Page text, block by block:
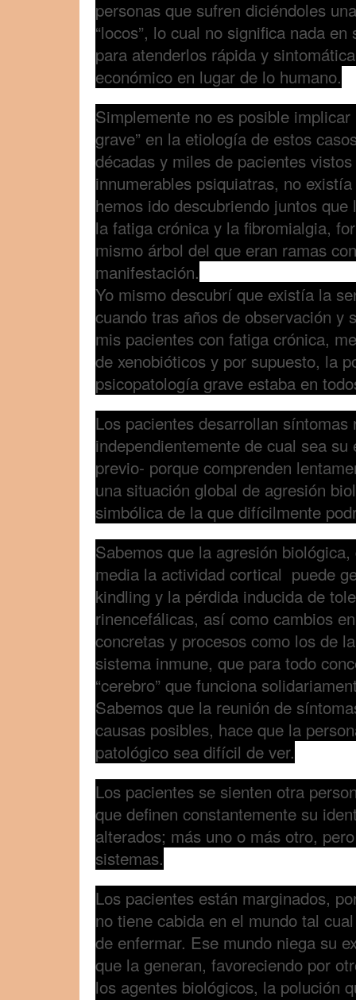
personas que sufren diciéndoles
“locos”, lo cual no significa nada
para atenderlos rápida y
económico en lugar de lo humano.
Simplemente no es posible implicar
grave” en la etiología de estos
décadas y miles de pacientes
innumerables psiquiatras, no
hemos ido descubriendo juntos
la fatiga crónica y la fibromialgia,
mismo árbol del que eran ramas
manifestación.
Yo mismo descubrí que existía la
cuando tras años de observación y
mis pacientes con fatiga crónica,
de xenobióticos y por supuesto, la
psicopatología grave estaba en
Los pacientes desarrollan
independientemente de cual sea
previo- porque comprenden
una situación global de agresión
simbólica de la que difícilmente
Sabemos que la agresión
media la actividad cortical puede
kindling y la pérdida inducida de
rinencefálicas, así como cambios
concretas y procesos como los de
sistema inmune, que para todo
“cerebro” que funciona
Sabemos que la reunión de
causas posibles, hace que la
patológico sea difícil de ver.
Los pacientes se sienten otra
que definen constantemente su
alterados; más uno o más otro,
sistemas.
Los pacientes están marginados,
no tiene cabida en el mundo tal
de enfermar. Ese mundo niega su
que la generan, favoreciendo por
los agentes biológicos, la polución